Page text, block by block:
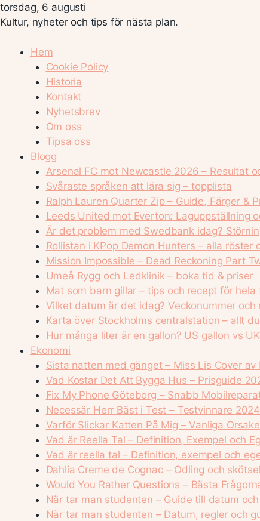
torsdag, 6 augusti
Kultur, nyheter och tips för nästa plan.
Hem
Cookie Policy
Historia
Kontakt
Nyhetsbrev
Om oss
Tipsa oss
Blogg
Arsenal FC mot Newcastle 2026 – Resultat
Svåraste språken att lära sig – topplista
Ralph Lauren Quarter Zip – Guide, Färger &
Leeds United mot Everton: Laguppställning
Är det problem med Swedbank idag?
Rollistan i KPop Demon Hunters – alla röster
Mission Impossible – Dead Reckoning Part
Umeå Rygg och Ledklinik – boka tid & priser
Mat som barn gillar – tips och recept för hela
Vilket datum är det idag? Veckonummer och
Karta över Stockholms centralstation – allt
Hur många liter är en gallon? US gallon vs
Ekonomi
Sista natten med gänget – Miss Lis Cover av
Vad Kostar Det Att Bygga Hus – Prisguide
Fix My Phone Göteborg – Snabb
Necessär Herr Bäst i Test – Testvinnare 2024
Varför Slickar Katten På Mig – Vanliga
Vad är Reella Tal – Definition, Exempel och
Vad är reella tal – Definition, exempel och
Dahlia Creme de Cognac – Odling och
Would You Rather Questions – Bästa
När tar man studenten – Guide till datum
När tar man studenten – Datum, regler och